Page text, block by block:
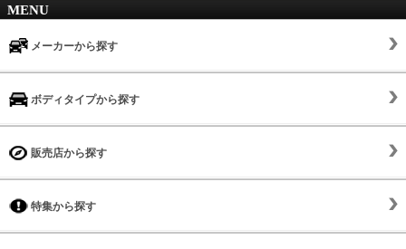
MENU
メーカーから探す
ボディタイプから探す
販売店から探す
特集から探す